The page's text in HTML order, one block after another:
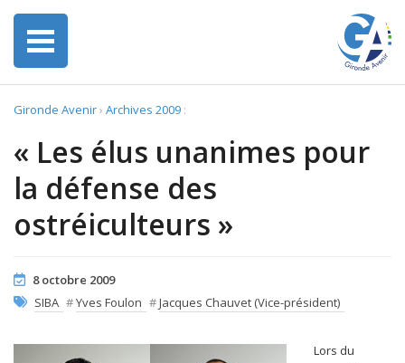
Gironde Avenir› Archives 2009 :
« Les élus unanimes pour
la défense des
ostréiculteurs »
8 octobre 2009
SIBA #Yves Foulon #Jacques Chauvet (Vice-président)
Lors du